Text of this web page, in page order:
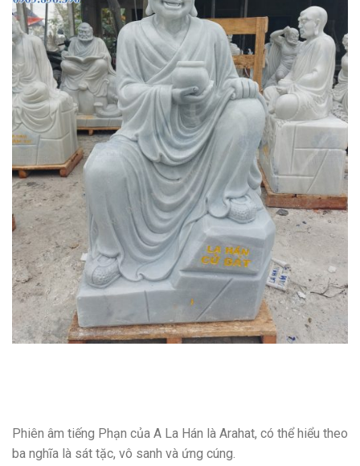
Phiên âm tiếng Phạn của A La Hán là Arahat, có thể hiểu theo
ba nghĩa là sát tặc, vô sanh và ứng cúng.